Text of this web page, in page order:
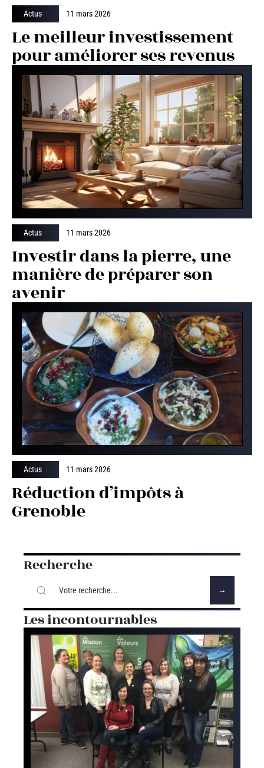
Actus 11 mars 2026
Le meilleur investissement
pour améliorer ses revenus
Actus 11 mars 2026
Investir dans la pierre, une
manière de préparer son
avenir
Actus 11 mars 2026
Réduction d’impôts à
Grenoble
Recherche
Les incontournables